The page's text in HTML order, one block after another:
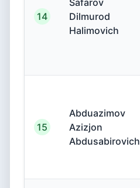
14
Safarov
Dilmurod
Halimovich
15
Abduazimov
Azizjon
Abdusabirovich